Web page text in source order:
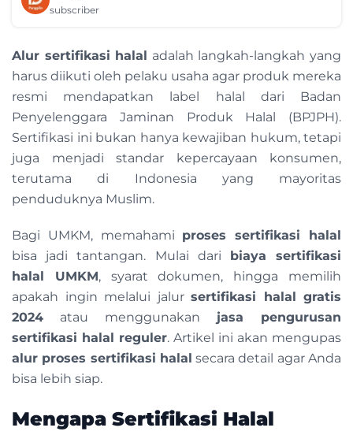
subscriber
Alur sertifikasi halal adalah langkah-langkah yang
harus diikuti oleh pelaku usaha agar produk mereka
resmi mendapatkan label halal dari Badan
Penyelenggara Jaminan Produk Halal (BPJPH).
Sertifikasi ini bukan hanya kewajiban hukum, tetapi
juga menjadi standar kepercayaan konsumen,
terutama di Indonesia yang mayoritas
penduduknya Muslim.
Bagi UMKM, memahami proses sertifikasi halal
bisa jadi tantangan. Mulai dari biaya sertifikasi
halal UMKM, syarat dokumen, hingga memilih
apakah ingin melalui jalur sertifikasi halal gratis
2024 atau menggunakan jasa pengurusan
sertifikasi halal reguler. Artikel ini akan mengupas
alur proses sertifikasi halal secara detail agar Anda
bisa lebih siap.
Mengapa Sertifikasi Halal